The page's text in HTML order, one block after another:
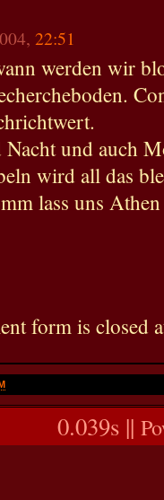
22:51
werden wir
Nacht und auch
wird all das
lass uns
form is closed
0.039s ||